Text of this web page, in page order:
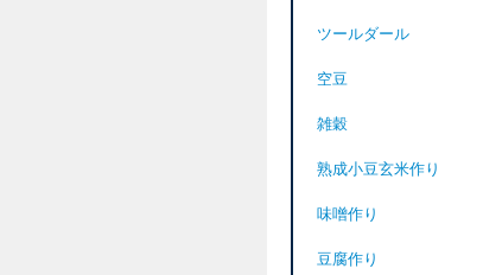
ツールダール
空豆
雑穀
熟成小豆玄米作り
味噌作り
豆腐作り